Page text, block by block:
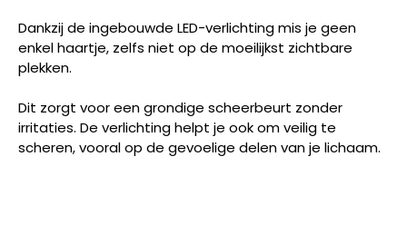
Dankzij de ingebouwde LED-verlichting mis je geen
enkel haartje, zelfs niet op de moeilijkst zichtbare
plekken.
Dit zorgt voor een grondige scheerbeurt zonder
irritaties. De verlichting helpt je ook om veilig te
scheren, vooral op de gevoelige delen van je lichaam.